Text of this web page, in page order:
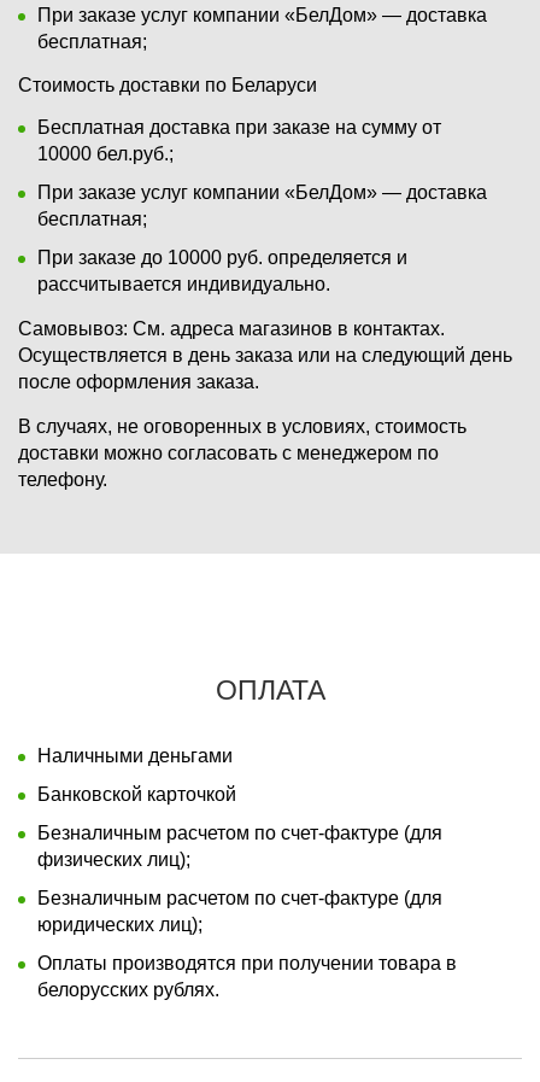
При заказе услуг компании «БелДом» — доставка
бесплатная;
Стоимость доставки по Беларуси
Бесплатная доставка при заказе на сумму от
10000 бел.руб.;
При заказе услуг компании «БелДом» — доставка
бесплатная;
При заказе до 10000 руб. определяется и
рассчитывается индивидуально.
Самовывоз: См. адреса магазинов в контактах.
Осуществляется в день заказа или на следующий день
после оформления заказа.
В случаях, не оговоренных в условиях, стоимость
доставки можно согласовать с менеджером по
телефону.
ОПЛАТА
Наличными деньгами
Банковской карточкой
Безналичным расчетом по счет-фактуре (для
физических лиц);
Безналичным расчетом по счет-фактуре (для
юридических лиц);
Оплаты производятся при получении товара в
белорусских рублях.